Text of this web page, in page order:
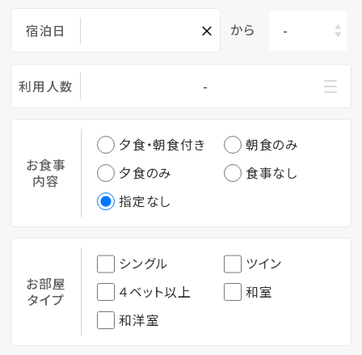
宿泊日 × から
利用人数 -
お食事
内容
夕食・朝食付き
朝食のみ
夕食のみ
食事なし
指定なし
お部屋
タイプ
シングル
ツイン
４ベット以上
和室
和洋室